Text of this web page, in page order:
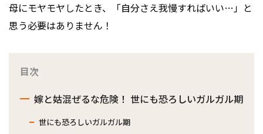
母にモヤモヤしたとき、「自分さえ我慢すればいい…」と
思う必要はありません！
目次
嫁と姑混ぜるな危険！ 世にも恐ろしいガルガル期
世にも恐ろしいガルガル期